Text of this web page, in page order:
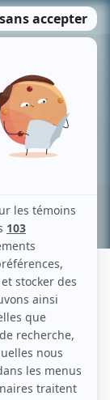
MENU
Recherche avancée »